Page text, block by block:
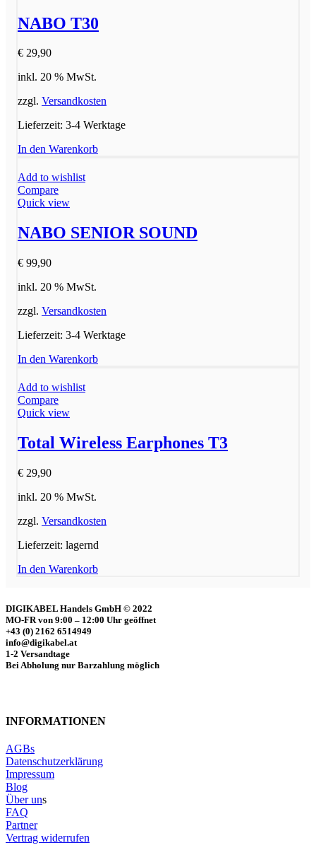
NABO T30
€ 29,90
inkl. 20 % MwSt.
zzgl. Versandkosten
Lieferzeit: 3-4 Werktage
In den Warenkorb
Add to wishlist
Compare
Quick view
NABO SENIOR SOUND
€ 99,90
inkl. 20 % MwSt.
zzgl. Versandkosten
Lieferzeit: 3-4 Werktage
In den Warenkorb
Add to wishlist
Compare
Quick view
Total Wireless Earphones T3
€ 29,90
inkl. 20 % MwSt.
zzgl. Versandkosten
Lieferzeit: lagernd
In den Warenkorb
DIGIKABEL Handels GmbH © 2022
MO-FR von 9:00 – 12:00 Uhr geöffnet
+43 (0) 2162 6514949
info@digikabel.at
1-2 Versandtage
Bei Abholung nur Barzahlung möglich
INFORMATIONEN
AGBs
Datenschutzerklärung
Impressum
Blog
Über uns
FAQ
Partner
Vertrag widerrufen